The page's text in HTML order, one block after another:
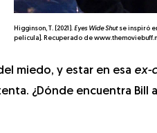
Higginson, T. (2021). Eyes Wide Shutse inspiró
película]. Recuperado de
miedo, y estar en esa ex-
¿Dónde encuentra Bill